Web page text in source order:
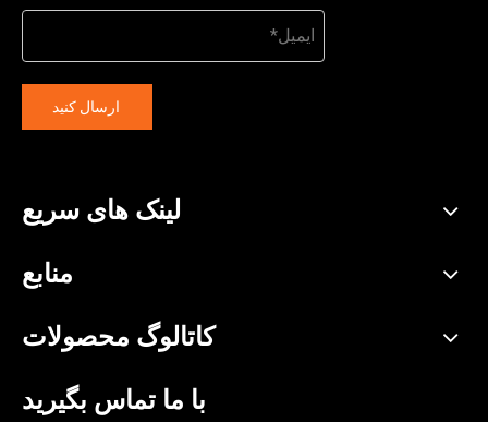
ارسال کنید
لینک های سریع
منابع
کاتالوگ محصولات
با ما تماس بگیرید